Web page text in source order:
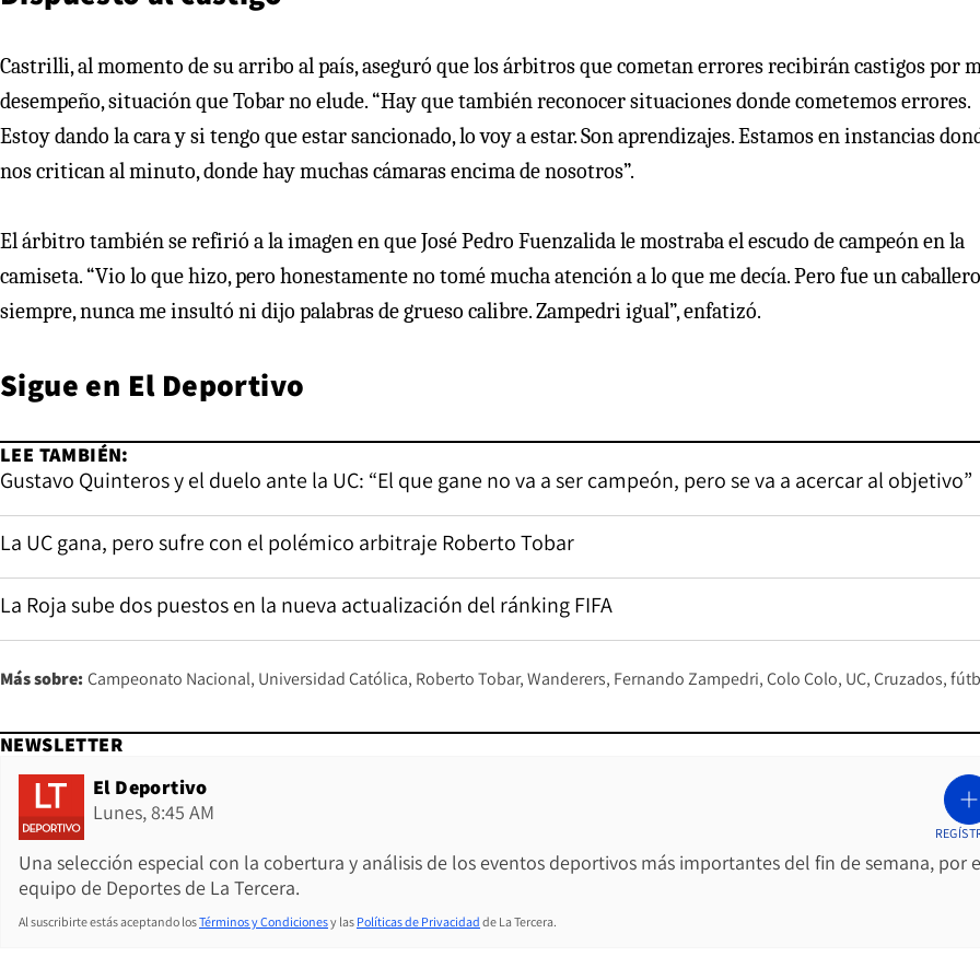
Castrilli, al momento de su arribo al país, aseguró que los árbitros que cometan errores recibirán castigos por
desempeño, situación que Tobar no elude. “Hay que también reconocer situaciones donde cometemos errores.
Estoy dando la cara y si tengo que estar sancionado, lo voy a estar. Son aprendizajes. Estamos en instancias
nos critican al minuto, donde hay muchas cámaras encima de nosotros”.
El árbitro también se refirió a la imagen en que José Pedro Fuenzalida le mostraba el escudo de campeón en la
camiseta. “Vio lo que hizo, pero honestamente no tomé mucha atención a lo que me decía. Pero fue un caballero
siempre, nunca me insultó ni dijo palabras de grueso calibre. Zampedri igual”, enfatizó.
Sigue en El Deportivo
LEE TAMBIÉN:
Gustavo Quinteros y el duelo ante la UC: “El que gane no va a ser campeón, pero se va a acercar al objetivo”
La UC gana, pero sufre con el polémico arbitraje Roberto Tobar
La Roja sube dos puestos en la nueva actualización del ránking FIFA
Más sobre: Campeonato Nacional Universidad Católica Roberto Tobar Wanderers Fernando Zampedri Colo Colo UC Cruzados
NEWSLETTER
El Deportivo
Lunes, 8:45 AM
Una selección especial con la cobertura y análisis de los eventos deportivos más importantes del fin de semana, por
equipo de Deportes de La Tercera.
Al suscribirte estás aceptando losTérminos y Condicionesy las Políticas de Privacidad de La Tercera.